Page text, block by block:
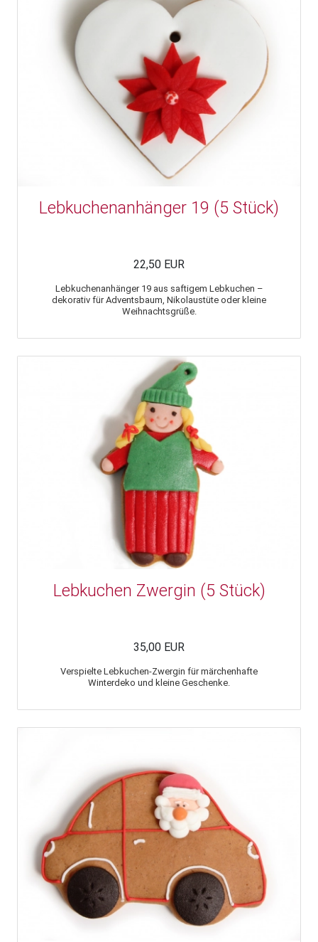
Lebkuchenanhänger 19 (5 Stück)
22,50 EUR
Lebkuchenanhänger 19 aus saftigem Lebkuchen –
dekorativ für Adventsbaum, Nikolaustüte oder kleine
Weihnachtsgrüße.
Lebkuchen Zwergin (5 Stück)
35,00 EUR
Verspielte Lebkuchen-Zwergin für märchenhafte
Winterdeko und kleine Geschenke.